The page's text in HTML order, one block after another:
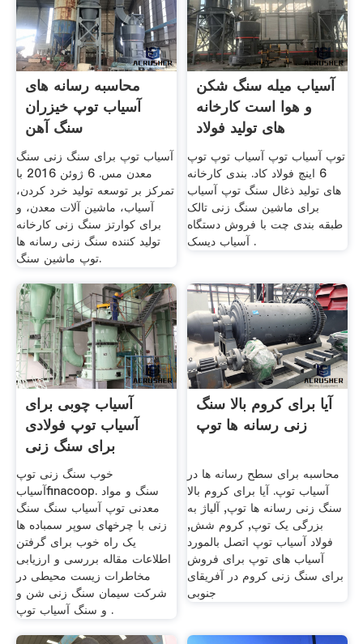
محاسبه رسانه های
آسیاب توپ خیزران
سنگ آهن
آسیاب توپ برای سنگ زنی سنگ
معدن مس. 6 ژوئن 2016 با
تمرکز بر توسعه تولید خرد کردن،
آسیاب، ماشین آلات معدن، و
برای کوارتز سنگ زنی کارخانه
تولید کننده سنگ زنی رسانه ها
توپ ماشین سنگ.
آسیاب میله سنگ شکن
و هوا است کارخانه
های تولید فولاد
توپ آسیاب توپ آسیاب توپ توپ
6 اینچ فولاد کاد. بندی کارخانه
های تولید ذغال سنگ توپ آسیاب
برای ماشین سنگ زنی تالک
طبقه بندی چت با فروش دستگاه
آسیاب دیسک .
آسیاب چوبی برای
آسیاب توپ فولادی
برای سنگ زنی
خوب سنگ زنی توپ
آسیابfinacoop. سنگ و مواد
معدنی توپ آسیاب سنگ سنگ
زنی با چرخهای سوپر سمباده ها
یک راه خوب برای گرفتن
اطلاعات مقاله بررسی و ارزیابی
مخاطرات زیست محیطی در
شرکت سیمان سنگ زنی شن و
و سنگ آسیاب توپ .
آیا برای کروم بالا سنگ
زنی رسانه ها توپ
محاسبه برای سطح رسانه ها در
آسیاب توپ. آیا برای کروم بالا
سنگ زنی رسانه ها توپ, آلیاژ به
بزرگی یک توپ, کروم شش,
فولاد آسیاب توپ اتصل بالمورد
آسیاب های توپ برای فروش
برای سنگ زنی کروم در آفریقای
جنوبی